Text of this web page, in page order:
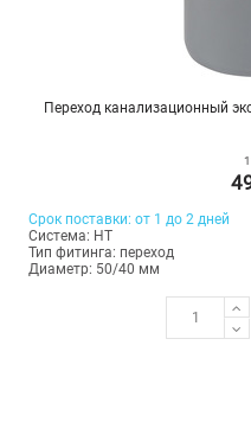
Переход канализационный
Срок поставки: от 1 до 2 дней
Система: HT
Тип фитинга: переход
Диаметр: 50/40 мм